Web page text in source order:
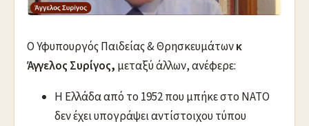
Ο Υφυπουργός Παιδείας & Θρησκευμάτωνκ
Άγγελος Συρίγος, μεταξύ άλλων, ανέφερε:
Η Ελλάδα από το 1952 που μπήκε στο ΝΑΤΟ
δεν έχει υπογράψει αντίστοιχου τύπου